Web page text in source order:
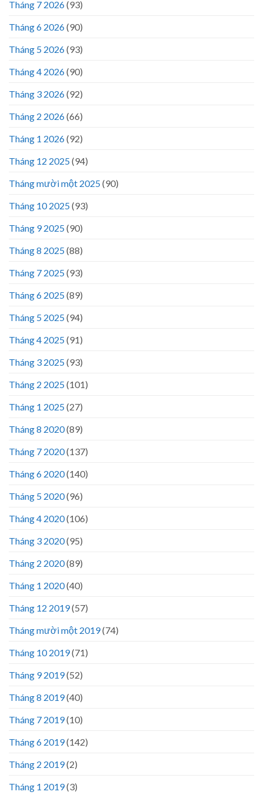
Tháng 7 2026(93)
Tháng 6 2026(90)
Tháng 5 2026(93)
Tháng 4 2026(90)
Tháng 3 2026(92)
Tháng 2 2026(66)
Tháng 1 2026(92)
Tháng 12 2025(94)
Tháng mười một 2025(90)
Tháng 10 2025(93)
Tháng 9 2025(90)
Tháng 8 2025(88)
Tháng 7 2025(93)
Tháng 6 2025(89)
Tháng 5 2025(94)
Tháng 4 2025(91)
Tháng 3 2025(93)
Tháng 2 2025(101)
Tháng 1 2025(27)
Tháng 8 2020(89)
Tháng 7 2020(137)
Tháng 6 2020(140)
Tháng 5 2020(96)
Tháng 4 2020(106)
Tháng 3 2020(95)
Tháng 2 2020(89)
Tháng 1 2020(40)
Tháng 12 2019(57)
Tháng mười một 2019(74)
Tháng 10 2019(71)
Tháng 9 2019(52)
Tháng 8 2019(40)
Tháng 7 2019(10)
Tháng 6 2019(142)
Tháng 2 2019(2)
Tháng 1 2019(3)